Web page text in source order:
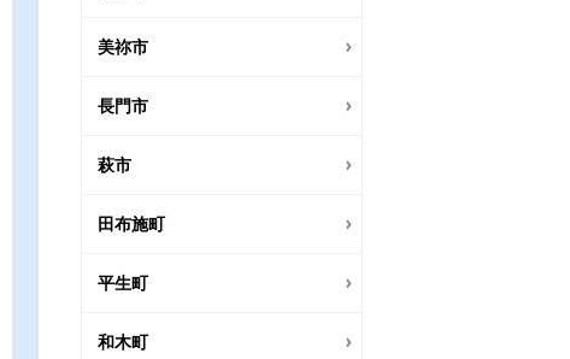
美祢市
長門市
萩市
田布施町
平生町
和木町